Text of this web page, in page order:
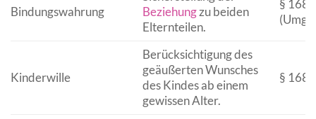
Bindungswahrung
Beziehungzu beiden
Elternteilen.
§
Kinderwille
Berücksichtigung des
geäußerten Wunsches
des Kindes ab einem
gewissen Alter.
§